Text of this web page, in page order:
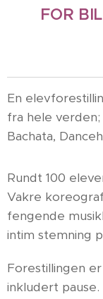
FOR
En
fra hele verden;
Bachata,
Rundt 100
Vakre
fengende
intim stemning
Forestillingen
inkludert pause.